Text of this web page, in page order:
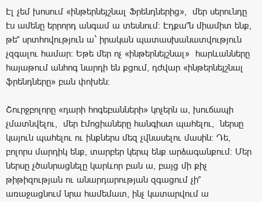
Էլ չեմ խոսում «ինթերնեյշնալ Ֆրենդներից», մեր սերունդը
էս ամենը երրորդ անգամ ա տեսնում: Էդքա՞ն միամիտ ենք,
թե՞ սրտհովություն ա` իրական պատասխանատվություն
չզգալու համար: Եթե մեր ոչ «ինթերնեյշնալ» հարևանները
հայաթում անհոգ նարդի են քցում, դժվար «ինթերնեյշնալ
ֆրենդները» բան փոխեն:
Շուրջբոլորը «դարի հոգեբանների» կոչերն ա, խուճապի
չմատնվելու, մեր էմոցիաները հանգիստ պահելու, ներսը
կայուն պահելու ու ինքներս մեզ չվնասելու մասին: Դե,
բոլորս մարդիկ ենք, տարբեր կերպ ենք արձագանքում: Մեր
ներսը չծանրացնելը կարևոր բան ա, բայց մի քիչ
թիթիզության ու անարդարության զգացում չի՞
առաջացնում նրա համեմատ, ինչ կատարվում ա